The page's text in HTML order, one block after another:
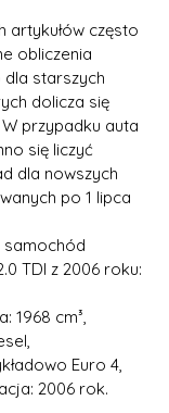
artykułów często
obliczenia
starszych
dolicza się
przypadku auta
się liczyć
dla nowszych
po 1 lipca
samochód
TDI z 2006 roku:
1968 cm³,
Euro 4,
2006 rok.